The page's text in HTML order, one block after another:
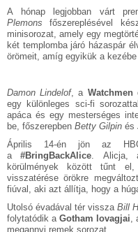
A hónap legjobban várt
Plemonsfőszereplésével
minisorozat, amely egy
két templomba járó házaspár
örömeit, amíg egyikük a
Damon Lindelof, a Watchmen
egy különleges sci-fi
apáca és egy mesterséges
be, főszerepben Betty Gilpin és
Április 14-én jön az
a#BringBackAlice. Alicja,
körülmények között tűnt
visszatérése örökre
fiúval, aki azt állítja, hogy a
Utolsó évadával tér vissza Bill
folytatódik a Gotham lovagjai,
megannyi remek sorozat.